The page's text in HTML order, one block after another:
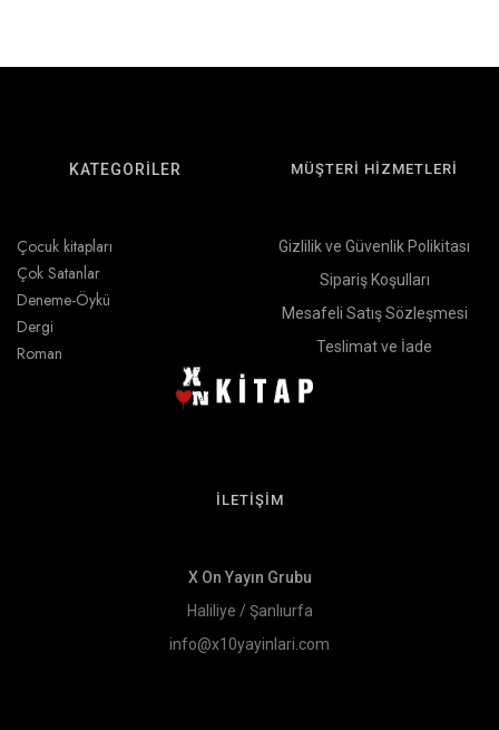
KATEGORİLER
Çocuk kitapları
Çok Satanlar
Deneme-Öykü
Dergi
Roman
MÜŞTERİ HİZMETLERİ
Gizlilik ve Güvenlik Polikitası
Sipariş Koşulları
Mesafeli Satış Sözleşmesi
Teslimat ve İade
İLETİŞİM
X On Yayın Grubu
Haliliye / Şanlıurfa
info@x10yayinlari.com